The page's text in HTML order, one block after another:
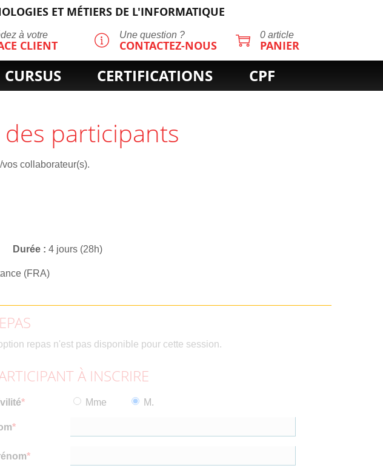
ET MÉTIERS DE L'INFORMATIQUE
à votre
CLIENT
Une question ?
CONTACTEZ-NOUS
0 article
PANIER
CURSUS CERTIFICATIONS CPF
des participants
collaborateur(s).
Durée 4 jours (28h)
(FRA)
repas n'est pas disponible pour cette session.
À INSCRIRE
Mme M.